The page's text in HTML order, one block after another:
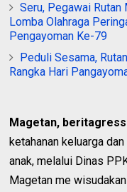
Seru, Pegawai Rutan
Lomba Olahraga
Pengayoman Ke-79
Peduli Sesama,
Rangka Hari
Magetan,
ketahanan keluarga
anak, melalui Dinas
Magetan me